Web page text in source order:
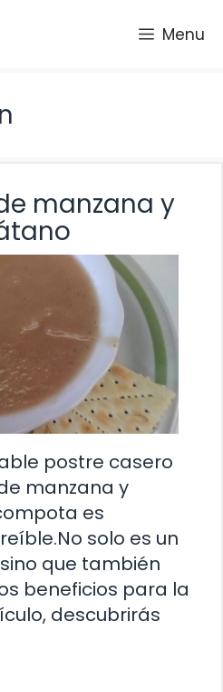
Menu
manzana y
postre casero
manzana y
es
solo es un
que también
beneficios para la
descubrirás